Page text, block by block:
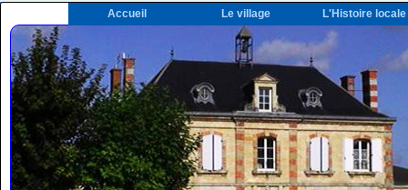
Accueil Le village L'Histoire locale